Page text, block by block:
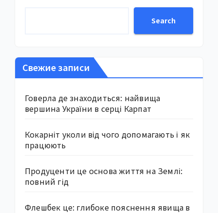
Search
Свежие записи
Говерла де знаходиться: найвища
вершина України в серці Карпат
Кокарніт уколи від чого допомагають і як
працюють
Продуценти це основа життя на Землі:
повний гід
Флешбек це: глибоке пояснення явища в